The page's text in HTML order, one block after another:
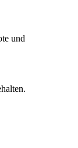
und